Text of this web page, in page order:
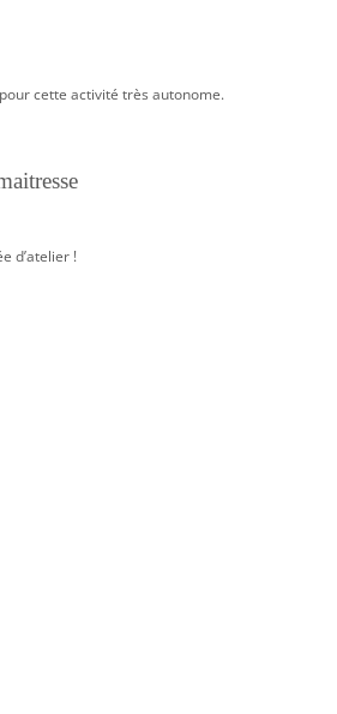
cette activité très autonome.
d’atelier !